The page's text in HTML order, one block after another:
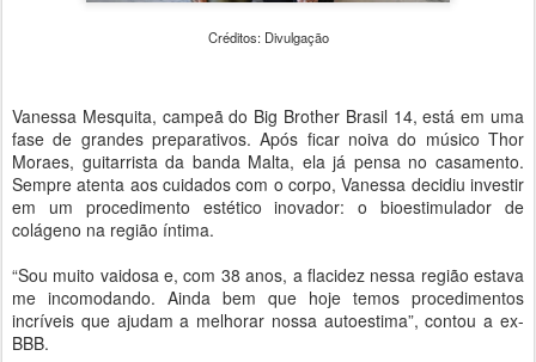
Créditos: Divulgação
Vanessa Mesquita, campeã do Big Brother Brasil 14, está em uma
fase de grandes preparativos. Após ficar noiva do músico Thor
Moraes, guitarrista da banda Malta, ela já pensa no casamento.
Sempre atenta aos cuidados com o corpo, Vanessa decidiu investir
em um procedimento estético inovador: o bioestimulador de
colágeno na região íntima.
“Sou muito vaidosa e, com 38 anos, a flacidez nessa região estava
me incomodando. Ainda bem que hoje temos procedimentos
incríveis que ajudam a melhorar nossa autoestima”, contou a ex-
BBB.